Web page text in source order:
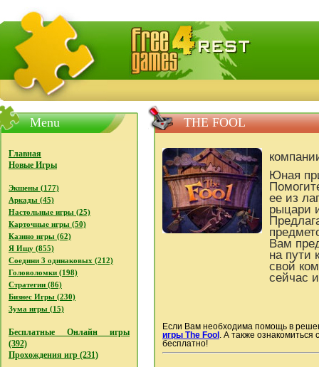
FreeGames4Rrest - Бесплатно скачать игры,
Menu
Главная
Новые Игры
Экшены (177)
Аркады (45)
Настольные игры (25)
Карточные игры (50)
Казино игры (62)
Я Ищу (855)
Соедини 3 одинаковых (212)
Головоломки (198)
Стратегии (86)
Бизнес Игры (230)
Зума игры (15)
Бесплатные Онлайн игры
(392)
Прохождения игр (231)
THE FOOL
Юная
ее из
рыцари
Вам
на пути
свой
сейчас
Если Вам необходима помощь в
игры The Fool . А также
бесплатно!